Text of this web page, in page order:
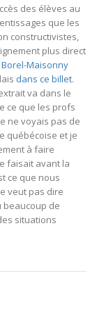
des élèves au
que les
constructivistes,
plus direct
Maisonny
dans ce billet.
va dans le
ce que les profs
ne voyais pas de
québécoise et je
à faire
faisait avant la
ce que nous
veut pas dire
beaucoup de
situations